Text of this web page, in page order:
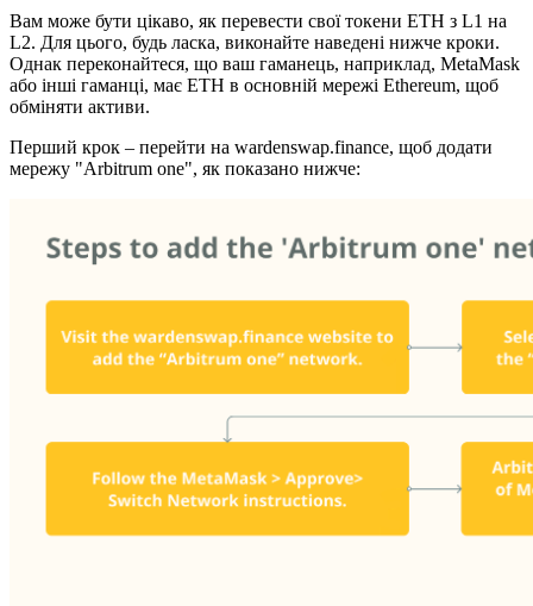
Вам може бути цікаво, як перевести свої токени ETH з L1 на
L2. Для цього, будь ласка, виконайте наведені нижче кроки.
Однак переконайтеся, що ваш гаманець, наприклад, MetaMask
або інші гаманці, має ETH в основній мережі Ethereum, щоб
обміняти активи.
Перший крок – перейти на wardenswap.finance, щоб додати
мережу "Arbitrum one", як показано нижче: